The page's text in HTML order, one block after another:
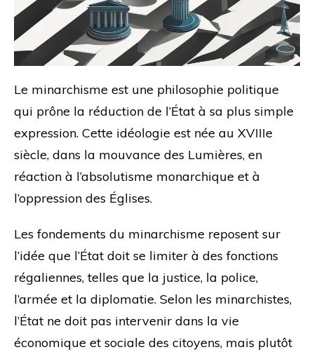
Le minarchisme est une philosophie politique
qui prône la réduction de l’État à sa plus simple
expression. Cette idéologie est née au XVIIIe
siècle, dans la mouvance des Lumières, en
réaction à l’absolutisme monarchique et à
l’oppression des Églises.
Les fondements du minarchisme reposent sur
l’idée que l’État doit se limiter à des fonctions
régaliennes, telles que la justice, la police,
l’armée et la diplomatie. Selon les minarchistes,
l’État ne doit pas intervenir dans la vie
économique et sociale des citoyens, mais plutôt